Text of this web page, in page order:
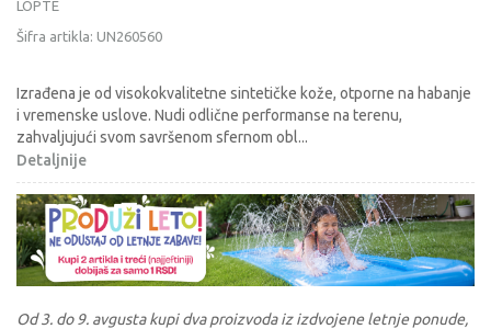
LOPTE
Šifra artikla: UN260560
Izrađena je od visokokvalitetne sintetičke kože, otporne na habanje
i vremenske uslove. Nudi odlične performanse na terenu,
zahvaljujući svom savršenom sfernom obl...
Detaljnije
Od 3. do 9. avgusta kupi dva proizvoda iz izdvojene letnje ponude,